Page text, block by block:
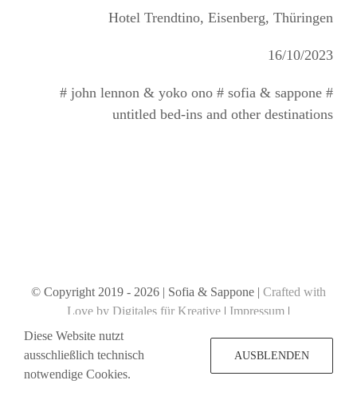
Login
Hotel Trendtino, Eisenberg, Thüringen
16/10/2023
# john lennon & yoko ono # sofia & sappone #
untitled bed-ins and other destinations
© Copyright 2019 - 2026 | Sofia & Sappone | Crafted with
Love by Digitales für Kreative | Impressum |
Diese Website nutzt
ausschließlich technisch
notwendige Cookies.
AUSBLENDEN